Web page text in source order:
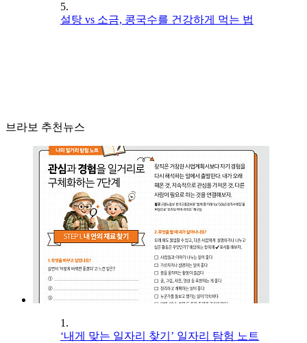
5.
설탕 vs 소금, 콩국수를 건강하게 먹는 법
브라보 추천뉴스
1.
‘내게 맞는 일자리 찾기’ 일자리 탐험 노트